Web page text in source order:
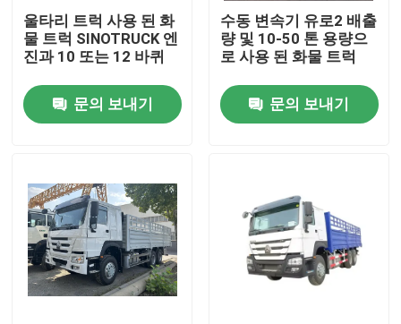
제품
비디오
울타리 트럭 사용 된 화
물 트럭 SINOTRUCK 엔
진과 10 또는 12 바퀴
문의 보내기
수동 변속기 유로2 배출
량 및 10-50 톤 용량으
로 사용 된 화물 트럭
문의 보내기